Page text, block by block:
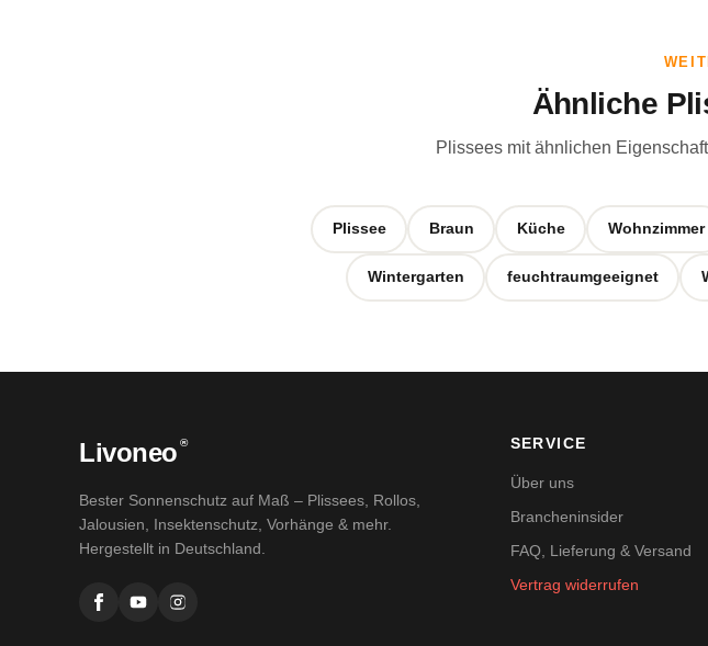
Ähnliche
Plissees mit ähnlichen
Plissee Braun Küche Wohnzimmer
Wintergarten feuchtraumgeeignet
Livoneo ®
Bester Sonnenschutz auf Maß – Plissees, Rollos,
Jalousien, Insektenschutz, Vorhänge & mehr.
Hergestellt in Deutschland.
SERVICE
Über uns
Brancheninsider
FAQ, Lieferung & Versand
Vertrag widerrufen